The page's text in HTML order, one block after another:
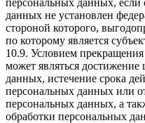
данных не установлен
стороной которого,
по которому является
10.9. Условием
может являться
данных, истечение срока
персональных данных или
персональных данных, а
обработки персональных